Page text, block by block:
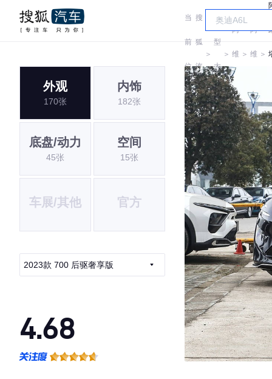
当
前
位
置:
搜
狐
汽
车
＞
车
型
大
全
＞
阿
维
塔
＞
阿
维 ＞
外观
170张
内饰
182张
底盘/动力
45张
空间
15张
车展/其他 官方
2023款 700 后驱奢享版
4.68